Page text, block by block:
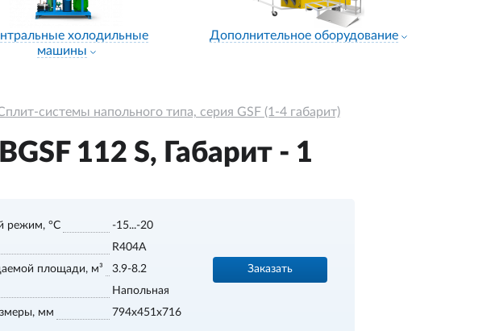
холодильные
машины
Дополнительное оборудование
системы напольного типа, серия GSF (1-4 габарит)
112 S, Габарит - 1
режим, °С
-15...-20
R404A
площади, м³
3.9-8.2
Напольная
мм
794x451x716
Заказать